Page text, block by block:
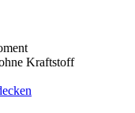
Kraftstoff